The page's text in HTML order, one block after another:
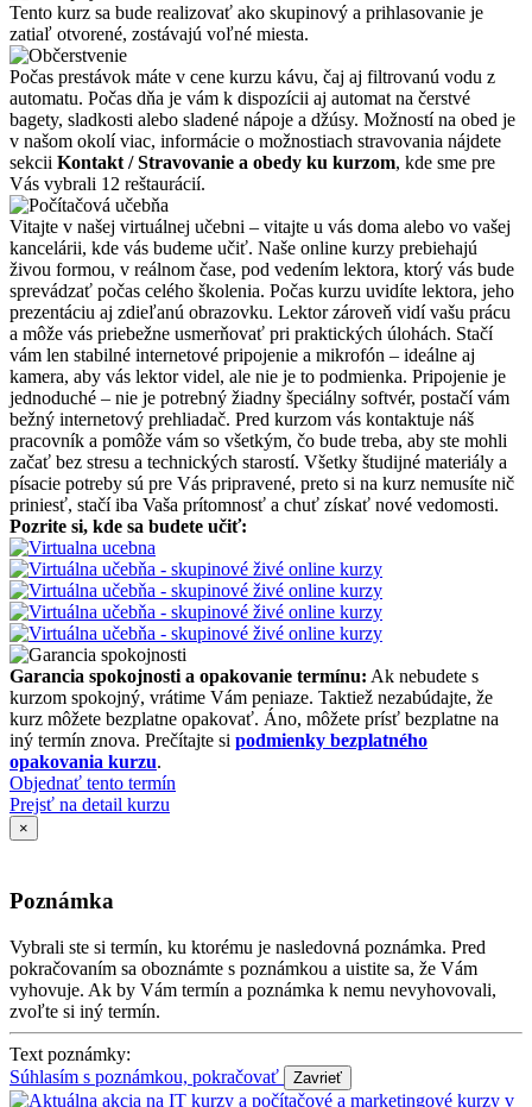
Tento kurz sa bude realizovať ako skupinový a prihlasovanie je
zatiaľ otvorené, zostávajú voľné miesta.
Počas prestávok máte v cene kurzu kávu, čaj aj filtrovanú vodu z
automatu. Počas dňa je vám k dispozícii aj automat na čerstvé
bagety, sladkosti alebo sladené nápoje a džúsy. Možností na obed je
v našom okolí viac, informácie o možnostiach stravovania nájdete
sekcii Kontakt / Stravovanie a obedy ku kurzom, kde sme pre
Vás vybrali 12 reštaurácií.
Vitajte v našej virtuálnej učebni – vitajte u vás doma alebo vo vašej
kancelárii, kde vás budeme učiť. Naše online kurzy prebiehajú
živou formou, v reálnom čase, pod vedením lektora, ktorý vás bude
sprevádzať počas celého školenia. Počas kurzu uvidíte lektora, jeho
prezentáciu aj zdieľanú obrazovku. Lektor zároveň vidí vašu prácu
a môže vás priebežne usmerňovať pri praktických úlohách. Stačí
vám len stabilné internetové pripojenie a mikrofón – ideálne aj
kamera, aby vás lektor videl, ale nie je to podmienka. Pripojenie je
jednoduché – nie je potrebný žiadny špeciálny softvér, postačí vám
bežný internetový prehliadač. Pred kurzom vás kontaktuje náš
pracovník a pomôže vám so všetkým, čo bude treba, aby ste mohli
začať bez stresu a technických starostí. Všetky študijné materiály a
písacie potreby sú pre Vás pripravené, preto si na kurz nemusíte nič
priniesť, stačí iba Vaša prítomnosť a chuť získať nové vedomosti.
Pozrite si, kde sa budete učiť:
Garancia spokojnosti a opakovanie termínu: Ak nebudete s
kurzom spokojný, vrátime Vám peniaze. Taktiež nezabúdajte, že
kurz môžete bezplatne opakovať. Áno, môžete prísť bezplatne na
iný termín znova. Prečítajte si podmienky bezplatného
opakovania kurzu.
Objednať tento termín
Prejsť na detail kurzu
×
Poznámka
Vybrali ste si termín, ku ktorému je nasledovná poznámka. Pred
pokračovaním sa oboznámte s poznámkou a uistite sa, že Vám
vyhovuje. Ak by Vám termín a poznámka k nemu nevyhovovali,
zvoľte si iný termín.
Text poznámky:
Súhlasím s poznámkou, pokračovať